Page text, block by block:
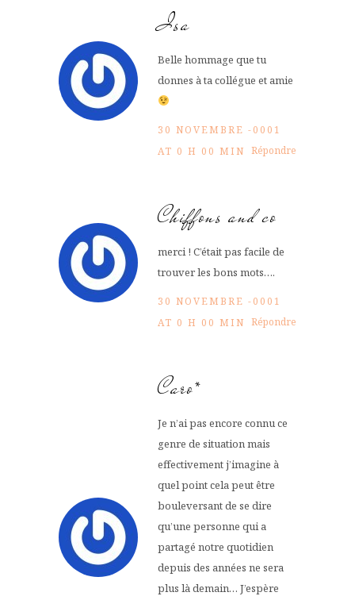
Isa
Belle hommage que tu
donnes à ta collégue et amie
30 NOVEMBRE -0001
AT 0 H 00 MIN Répondre
Chiffons and co
merci ! C’était pas facile de
trouver les bons mots….
30 NOVEMBRE -0001
AT 0 H 00 MIN Répondre
Caro*
Je n’ai pas encore connu ce
genre de situation mais
effectivement j’imagine à
quel point cela peut être
bouleversant de se dire
qu’une personne qui a
partagé notre quotidien
depuis des années ne sera
plus là demain… J’espère